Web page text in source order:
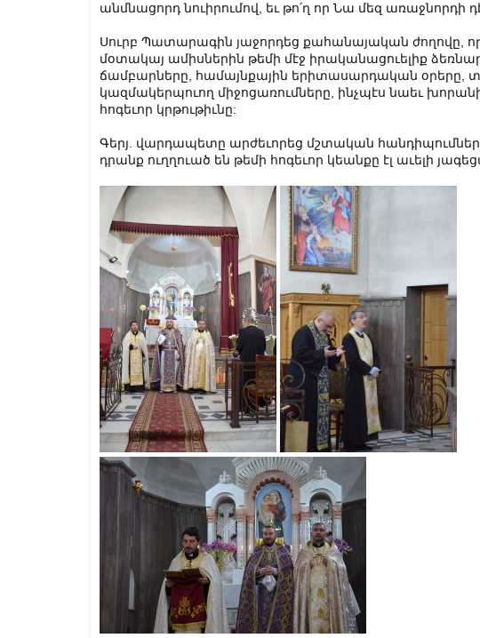
անմնացորդ նուիրումով, եւ թո՛ղ որ Նա մեզ
Սուրբ Պատարագին յաջորդեց քահանայական ժողովը,
մօտակայ ամիսներին թեմի մէջ իրականացուելիք
ճամբարները, համայնքային երիտասարդական օրերը,
կազմակերպուող միջոցառումները, ինչպէս նաեւ
հոգեւոր կրթութիւնը:
Գերյ. վարդապետը արժեւորեց մշտական
դրանք ուղղուած են թեմի հոգեւոր կեանքը էլ աւելի